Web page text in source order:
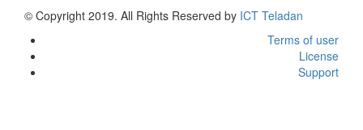
© Copyright 2019. All Rights Reserved by ICT Teladan
Terms of user
License
Support